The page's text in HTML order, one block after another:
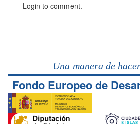
Login to comment.
Una manera de
Fondo Europeo de